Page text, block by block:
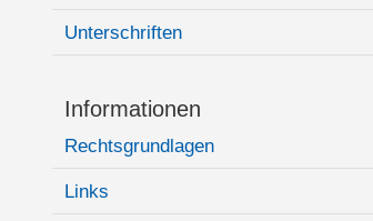
Unterschriften
Informationen
Rechtsgrundlagen
Links